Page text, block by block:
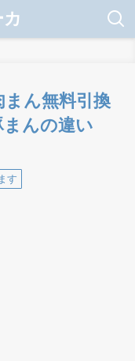
まん無料引換
んの違い
す